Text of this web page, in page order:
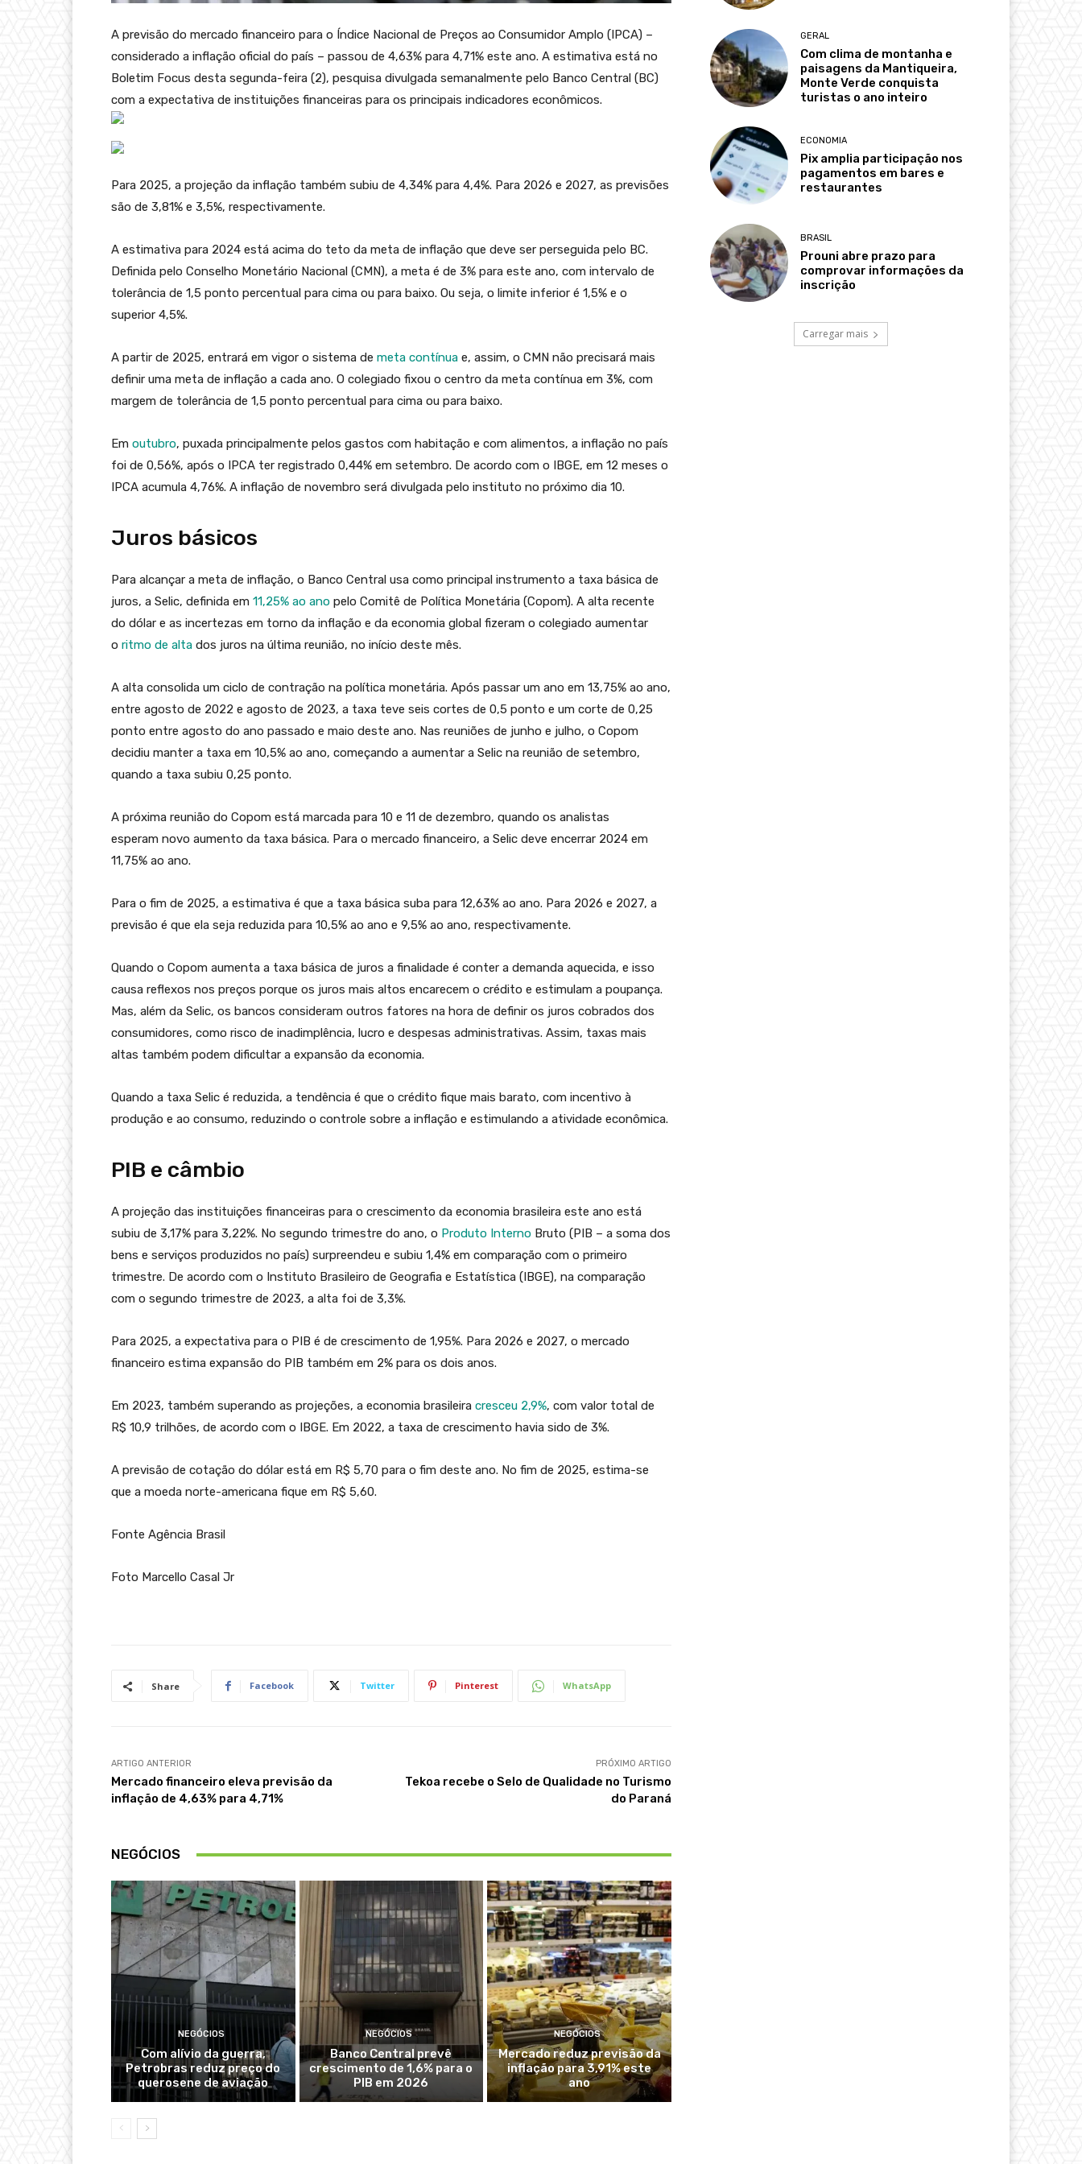
A previsão do mercado financeiro para o Índice Nacional de Preços ao Consumidor Amplo (IPCA) –
considerado a inflação oficial do país – passou de 4,63% para 4,71% este ano. A estimativa está no
Boletim Focus desta segunda-feira (2), pesquisa divulgada semanalmente pelo Banco Central (BC)
com a expectativa de instituições financeiras para os principais indicadores econômicos.
Para 2025, a projeção da inflação também subiu de 4,34% para 4,4%. Para 2026 e 2027, as previsões
são de 3,81% e 3,5%, respectivamente.
A estimativa para 2024 está acima do teto da meta de inflação que deve ser perseguida pelo BC.
Definida pelo Conselho Monetário Nacional (CMN), a meta é de 3% para este ano, com intervalo de
tolerância de 1,5 ponto percentual para cima ou para baixo. Ou seja, o limite inferior é 1,5% e o
superior 4,5%.
A partir de 2025, entrará em vigor o sistema de meta contínua e, assim, o CMN não precisará mais
definir uma meta de inflação a cada ano. O colegiado fixou o centro da meta contínua em 3%, com
margem de tolerância de 1,5 ponto percentual para cima ou para baixo.
Em outubro, puxada principalmente pelos gastos com habitação e com alimentos, a inflação no país
foi de 0,56%, após o IPCA ter registrado 0,44% em setembro. De acordo com o IBGE, em 12 meses o
IPCA acumula 4,76%. A inflação de novembro será divulgada pelo instituto no próximo dia 10.
Juros básicos
Para alcançar a meta de inflação, o Banco Central usa como principal instrumento a taxa básica de
juros, a Selic, definida em 11,25% ao ano pelo Comitê de Política Monetária (Copom). A alta recente
do dólar e as incertezas em torno da inflação e da economia global fizeram o colegiado aumentar
o ritmo de alta dos juros na última reunião, no início deste mês.
A alta consolida um ciclo de contração na política monetária. Após passar um ano em 13,75% ao ano,
entre agosto de 2022 e agosto de 2023, a taxa teve seis cortes de 0,5 ponto e um corte de 0,25
ponto entre agosto do ano passado e maio deste ano. Nas reuniões de junho e julho, o Copom
decidiu manter a taxa em 10,5% ao ano, começando a aumentar a Selic na reunião de setembro,
quando a taxa subiu 0,25 ponto.
A próxima reunião do Copom está marcada para 10 e 11 de dezembro, quando os analistas
esperam novo aumento da taxa básica. Para o mercado financeiro, a Selic deve encerrar 2024 em
11,75% ao ano.
Para o fim de 2025, a estimativa é que a taxa básica suba para 12,63% ao ano. Para 2026 e 2027, a
previsão é que ela seja reduzida para 10,5% ao ano e 9,5% ao ano, respectivamente.
Quando o Copom aumenta a taxa básica de juros a finalidade é conter a demanda aquecida, e isso
causa reflexos nos preços porque os juros mais altos encarecem o crédito e estimulam a poupança.
Mas, além da Selic, os bancos consideram outros fatores na hora de definir os juros cobrados dos
consumidores, como risco de inadimplência, lucro e despesas administrativas. Assim, taxas mais
altas também podem dificultar a expansão da economia.
Quando a taxa Selic é reduzida, a tendência é que o crédito fique mais barato, com incentivo à
produção e ao consumo, reduzindo o controle sobre a inflação e estimulando a atividade econômica.
PIB e câmbio
A projeção das instituições financeiras para o crescimento da economia brasileira este ano está
subiu de 3,17% para 3,22%. No segundo trimestre do ano, o Produto Interno Bruto (PIB – a soma dos
bens e serviços produzidos no país) surpreendeu e subiu 1,4% em comparação com o primeiro
trimestre. De acordo com o Instituto Brasileiro de Geografia e Estatística (IBGE), na comparação
com o segundo trimestre de 2023, a alta foi de 3,3%.
Para 2025, a expectativa para o PIB é de crescimento de 1,95%. Para 2026 e 2027, o mercado
financeiro estima expansão do PIB também em 2% para os dois anos.
Em 2023, também superando as projeções, a economia brasileira cresceu 2,9%, com valor total de
R$ 10,9 trilhões, de acordo com o IBGE. Em 2022, a taxa de crescimento havia sido de 3%.
A previsão de cotação do dólar está em R$ 5,70 para o fim deste ano. No fim de 2025, estima-se
que a moeda norte-americana fique em R$ 5,60.
Fonte Agência Brasil
Foto Marcello Casal Jr
Share Facebook Twitter Pinterest WhatsApp
ARTIGO ANTERIOR
Mercado financeiro eleva previsão da
inflação de 4,63% para 4,71%
PRÓXIMO ARTIGO
Tekoa recebe o Selo de Qualidade no Turismo
do Paraná
NEGÓCIOS
NEGÓCIOS
Com alívio da guerra,
Petrobras reduz preço do
querosene de aviação
NEGÓCIOS
Banco Central prevê
crescimento de 1,6% para o
PIB em 2026
NEGÓCIOS
Mercado reduz previsão da
inflação para 3,91% este
ano
GERAL
Com clima de montanha e
paisagens da Mantiqueira,
Monte Verde conquista
turistas o ano inteiro
ECONOMIA
Pix amplia participação nos
pagamentos em bares e
restaurantes
BRASIL
Prouni abre prazo para
comprovar informações da
inscrição
Carregar mais